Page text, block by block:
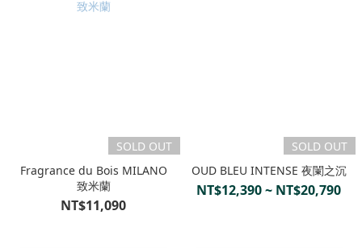
SOLD OUT
Fragrance du Bois MILANO
致米蘭
NT$11,090
SOLD OUT
OUD BLEU INTENSE 夜闌之沉
NT$12,390 ~ NT$20,790